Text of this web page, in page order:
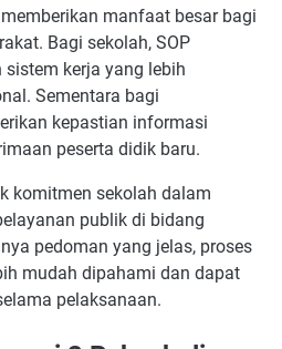
manfaat besar bagi
Bagi sekolah, SOP
kerja yang lebih
Sementara bagi
kepastian informasi
peserta didik baru.
komitmen sekolah dalam
publik di bidang
pedoman yang jelas, proses
mudah dipahami dan dapat
pelaksanaan.